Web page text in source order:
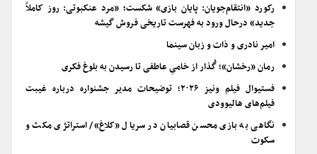
رکورد «انتقام‌جویان: پایان بازی» شکست؛ «مرد عنکبوتی: روز کاملاً
جدید» درحال ورود به فهرست تاریخی فروش گیشه
امیر نادری و ذات و زبان سینما
رمان «رخشان»؛ گُذار از خامیِ عاطفی تا رسیدن به بلوغ فکری
فستیوال فیلم ونیز ۲۰۲۶؛ توضیحات مدیر جشنواره درباره غیبت
فیلم‌های هالیوودی
نگاهی به بازی محسن قصابیان در سریال «کلاغ»/ استراتژی مکث و
سکوت